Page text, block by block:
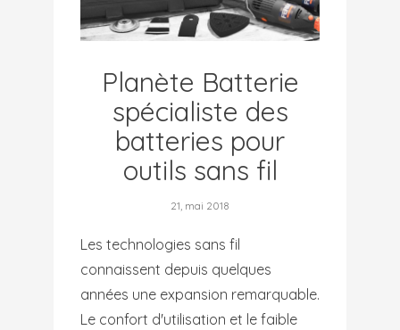
Planète Batterie
spécialiste des
batteries pour
outils sans fil
21, mai 2018
Les technologies sans fil
connaissent depuis quelques
années une expansion remarquable.
Le confort d'utilisation et le faible